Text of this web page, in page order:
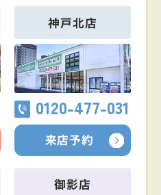
神戸北店
0120-477-031
来店予約
御影店